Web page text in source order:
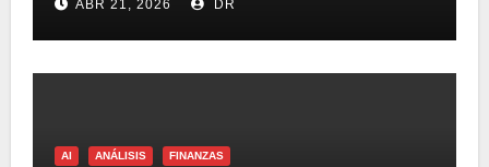
ABR 21, 2026 DR
AI ANÁLISIS FINANZAS